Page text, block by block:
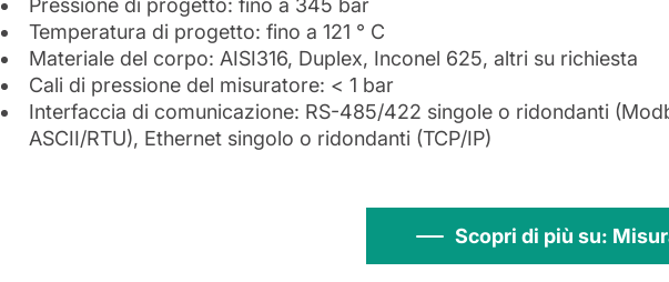
Pressione di progetto: fino a 345 bar
Temperatura di progetto: fino a 121 ° C
Materiale del corpo: AISI316, Duplex, Inconel 625, altri su richiesta
Cali di pressione del misuratore: < 1 bar
Interfaccia di comunicazione: RS-485/422 singole o ridondanti
ASCII/RTU), Ethernet singolo o ridondanti (TCP/IP)
Scopri di più su: